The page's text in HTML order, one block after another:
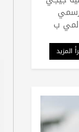
ب
المزيد